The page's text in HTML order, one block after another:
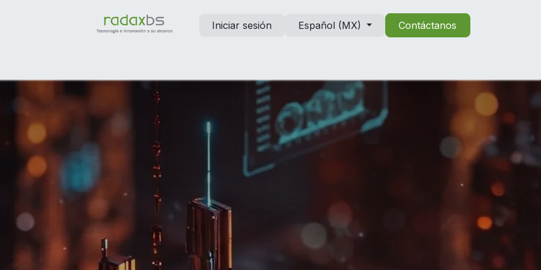
Iniciar sesión
Español (MX) Contáctanos